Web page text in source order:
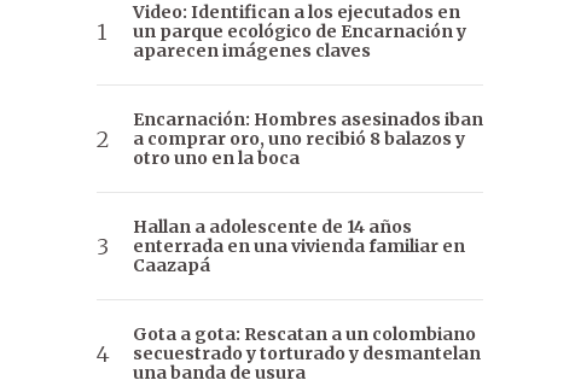
Video: Identifican a los ejecutados en
un parque ecológico de Encarnación y
aparecen imágenes claves
Encarnación: Hombres asesinados iban
a comprar oro, uno recibió 8 balazos y
otro uno en la boca
Hallan a adolescente de 14 años
enterrada en una vivienda familiar en
Caazapá
Gota a gota: Rescatan a un colombiano
secuestrado y torturado y desmantelan
una banda de usura